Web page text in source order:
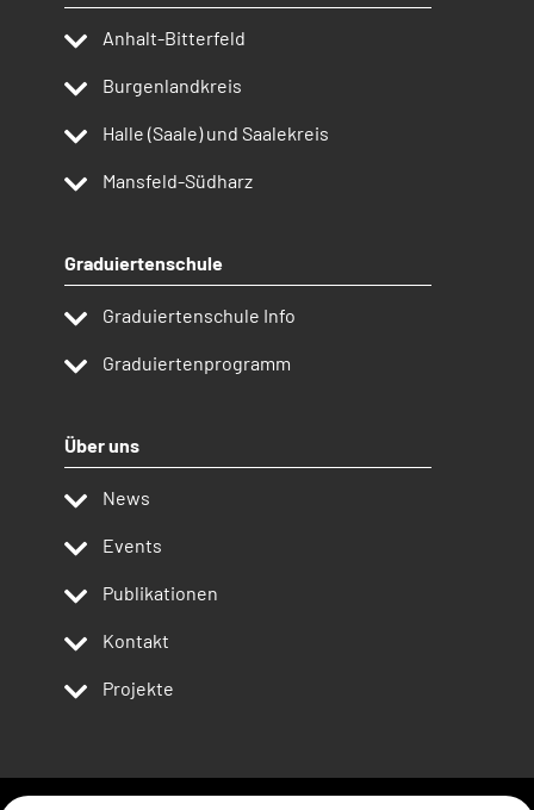
Anhalt-Bitterfeld
Burgenlandkreis
Halle (Saale) und Saalekreis
Mansfeld-Südharz
Graduiertenschule
Graduiertenschule Info
Graduiertenprogramm
Über uns
News
Events
Publikationen
Kontakt
Projekte